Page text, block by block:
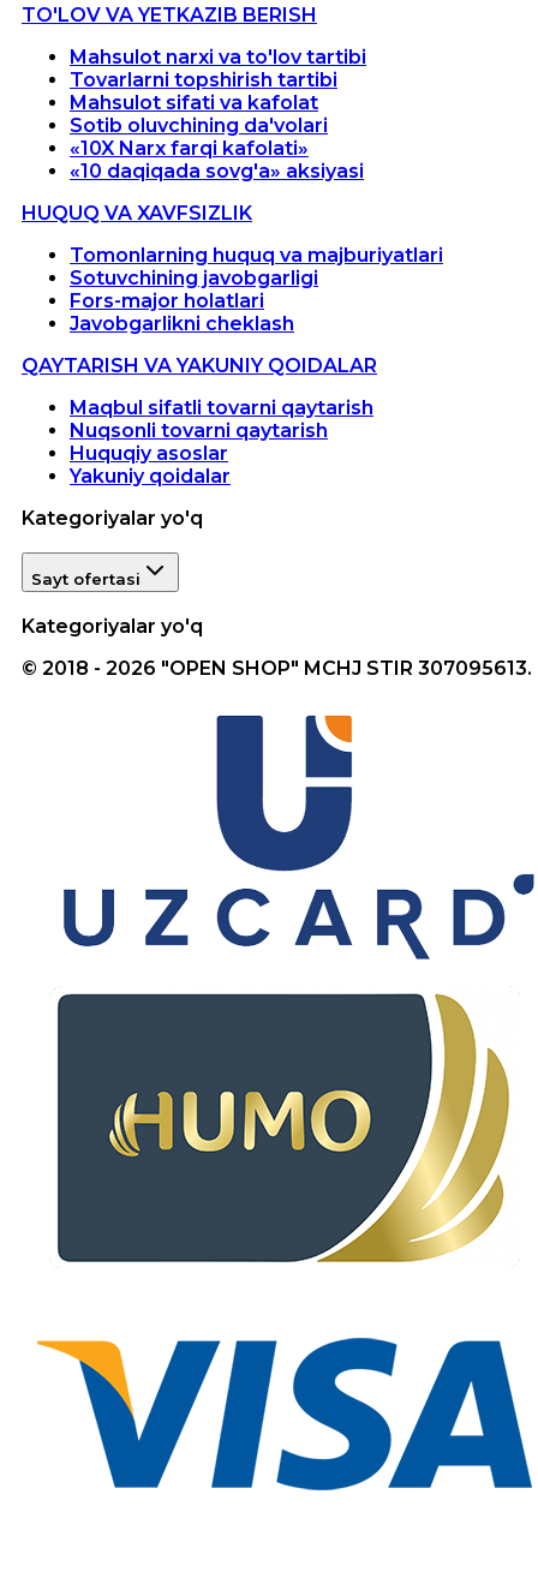
TO'LOV VA YETKAZIB BERISH
Mahsulot narxi va to'lov tartibi
Tovarlarni topshirish tartibi
Mahsulot sifati va kafolat
Sotib oluvchining da'volari
«10X Narx farqi kafolati»
«10 daqiqada sovg'a» aksiyasi
HUQUQ VA XAVFSIZLIK
Tomonlarning huquq va majburiyatlari
Sotuvchining javobgarligi
Fors-major holatlari
Javobgarlikni cheklash
QAYTARISH VA YAKUNIY QOIDALAR
Maqbul sifatli tovarni qaytarish
Nuqsonli tovarni qaytarish
Huquqiy asoslar
Yakuniy qoidalar
Kategoriyalar yo'q
Sayt ofertasi
Kategoriyalar yo'q
© 2018 - 2026 "OPEN SHOP" MCHJ STIR 307095613.